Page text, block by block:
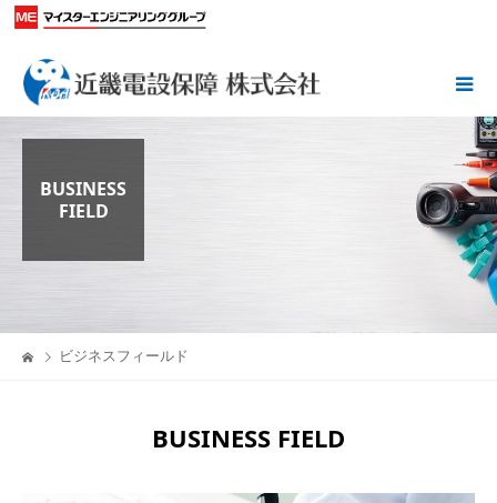
当社は、先端技術を駆使し産業の中枢を支える電力設備のコ
ディネーターです。
BUSINESS
FIELD
BUSINESS FIELD